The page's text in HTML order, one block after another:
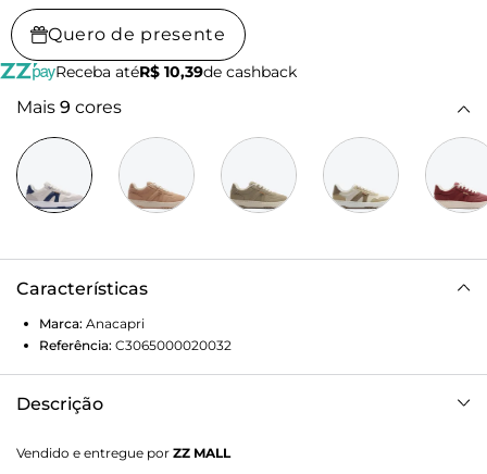
Quero de presente
Receba atéR$ 10,39de cashback
Mais 9 cores
Características
Marca: Anacapri
Referência: C3065000020032
Descrição
baixo, emborrachado e tratorado azul, o modelo com
Vendido e entregue por ZZ MALL